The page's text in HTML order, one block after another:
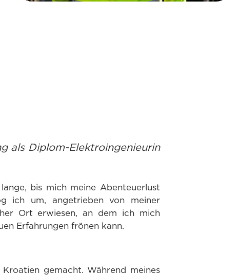
als Diplom-Elektroingenieurin
bis mich meine Abenteuerlust
ich um, angetrieben von meiner
Ort erwiesen, an dem ich mich
Erfahrungen frönen kann.
gemacht. Während meines